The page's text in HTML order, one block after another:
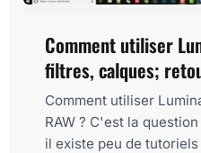
Comment utiliser
filtres, calques;
Comment utiliser
RAW ? C'est la
il existe peu de